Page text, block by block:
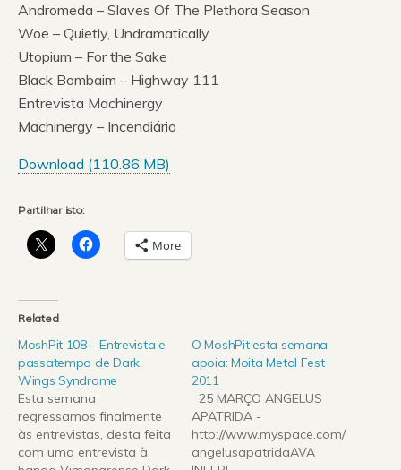
Andromeda – Slaves Of The Plethora Season
Woe – Quietly, Undramatically
Utopium – For the Sake
Black Bombaim – Highway 111
Entrevista Machinergy
Machinergy – Incendiário
Download (110.86 MB)
Partilhar isto:
More
Related
MoshPit 108 – Entrevista e
passatempo de Dark
Wings Syndrome
Esta semana
regressamos finalmente
às entrevistas, desta feita
com uma entrevista à
O MoshPit esta semana
apoia: Moita Metal Fest
2011
25 MARÇO ANGELUS
APATRIDA -
http://www.myspace.com/
angelusapatridaAVA